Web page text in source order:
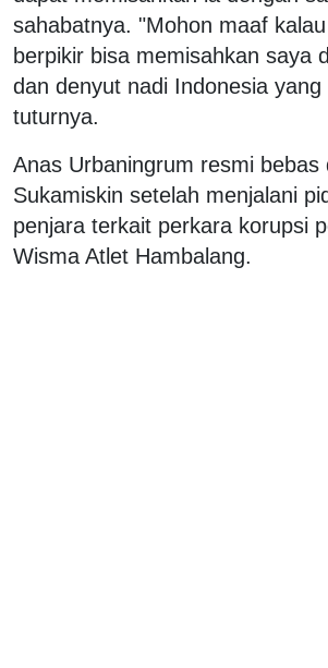
sahabatnya. "Mohon maaf
berpikir bisa memisahkan saya
dan denyut nadi Indonesia
tuturnya.
Anas Urbaningrum resmi bebas
Sukamiskin setelah menjalani
penjara terkait perkara korupsi
Wisma Atlet Hambalang.